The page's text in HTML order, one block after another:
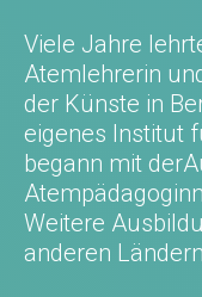
Viele Jahre
Atemlehrerin
der Künste in
eigenes Institut
begann mit
Weitere
anderen